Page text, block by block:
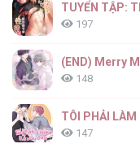
TUYỂN TẬP:
197
(END) Merry
148
TÔI PHẢI LÀM
147